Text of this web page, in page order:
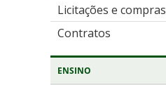
Licitações e compras
Contratos
ENSINO